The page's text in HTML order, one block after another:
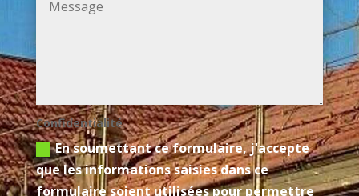
Confidentialité
En soumettant ce formulaire, j'accepte
que les informations saisies dans ce
formulaire soient utilisées pour permettre